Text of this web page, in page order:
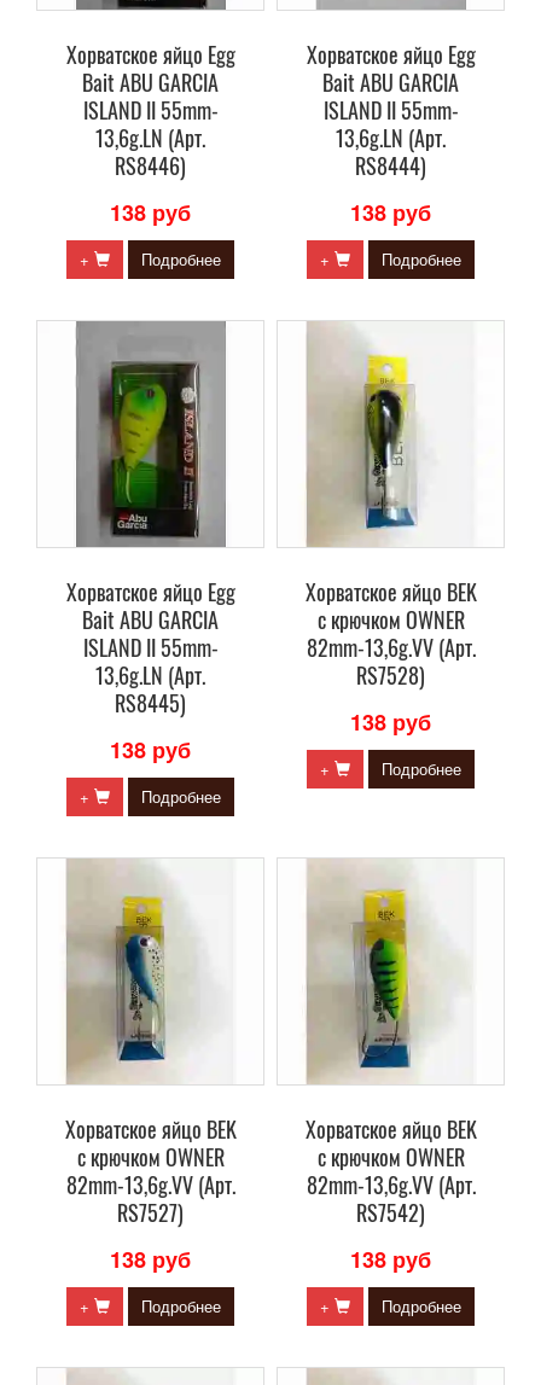
Хорватское яйцо Egg
Bait ABU GARCIA
ISLAND II 55mm-
13,6g.LN (Арт.
RS8446)
138 руб
+ Подробнее
Хорватское яйцо Egg
Bait ABU GARCIA
ISLAND II 55mm-
13,6g.LN (Арт.
RS8444)
138 руб
+ Подробнее
Хорватское яйцо Egg
Bait ABU GARCIA
ISLAND II 55mm-
13,6g.LN (Арт.
RS8445)
138 руб
+ Подробнее
Хорватское яйцо BEK
с крючком OWNER
82mm-13,6g.VV (Арт.
RS7528)
138 руб
+ Подробнее
Хорватское яйцо BEK
с крючком OWNER
82mm-13,6g.VV (Арт.
RS7527)
138 руб
+ Подробнее
Хорватское яйцо BEK
с крючком OWNER
82mm-13,6g.VV (Арт.
RS7542)
138 руб
+ Подробнее